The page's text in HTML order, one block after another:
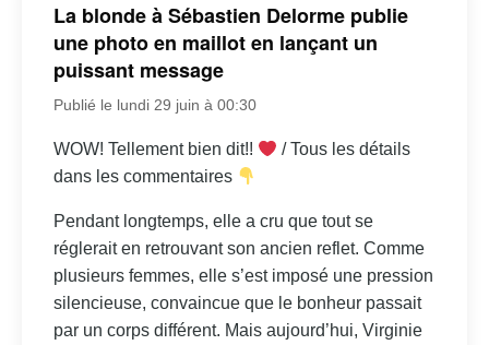
La blonde à Sébastien Delorme publie
une photo en maillot en lançant un
puissant message
Publié le lundi 29 juin à 00:30
WOW! Tellement bien dit!!
/ Tous les détails
dans les commentaires
Pendant longtemps, elle a cru que tout se
réglerait en retrouvant son ancien reflet. Comme
plusieurs femmes, elle s’est imposé une pression
silencieuse, convaincue que le bonheur passait
par un corps différent. Mais aujourd’hui, Virginie